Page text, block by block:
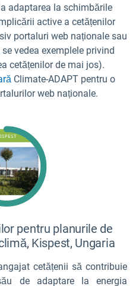
adaptarea la schimbările
active a cetățenilor
portaluri web naționale sau
vedea exemplele privind
cetățenilor de mai jos).
Climate-ADAPT pentru o
web naționale.
pentru planurile de
Kispest, Ungaria
cetățenii să contribuie
de adaptare la energia